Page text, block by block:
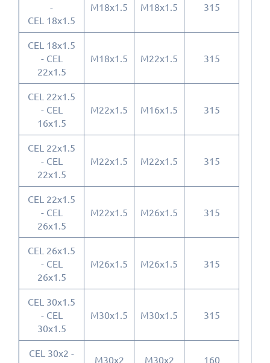
-
CEL 18x1.5
M18x1.5 M18x1.5 315
CEL 18x1.5
- CEL
22x1.5
M18x1.5 M22x1.5 315
CEL 22x1.5
- CEL
16x1.5
M22x1.5 M16x1.5 315
CEL 22x1.5
- CEL
22x1.5
M22x1.5 M22x1.5 315
CEL 22x1.5
- CEL
26x1.5
M22x1.5 M26x1.5 315
CEL 26x1.5
- CEL
26x1.5
M26x1.5 M26x1.5 315
CEL 30x1.5
- CEL
30x1.5
M30x1.5 M30x1.5 315
CEL 30x2 -
M30x2 M30x2 160